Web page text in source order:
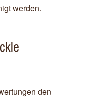
werden.
den